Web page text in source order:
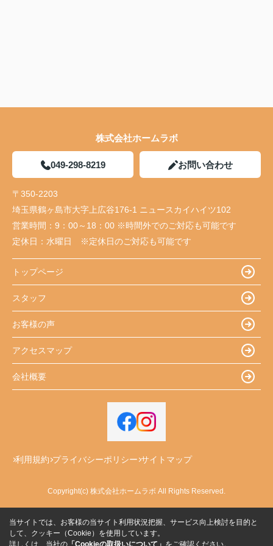
株式会社ホームラボ
049-298-8219 お問い合わせ
〒350-2203
埼玉県鶴ヶ島市大字上広谷176-1 ニュースカイハイツ102
営業時間： 9：00～18：00 ※時間外でのご対応も可能です
定休日： 水曜日 ※定休日のご対応も可能です
トップページ
スタッフ
お客様の声
アクセスマップ
会社概要
利用規約 プライバシーポリシー サイトマップ
Copyright(c) 株式会社ホームラボ All Rights Reserved.
当サイトでは、お客様の当サイト利用状況把握、サービス向上検討を目的と
して、クッキー（Cookie）を使用しています。
詳しくは、当社の 「Cookieの取扱いについて」 をご確認ください。